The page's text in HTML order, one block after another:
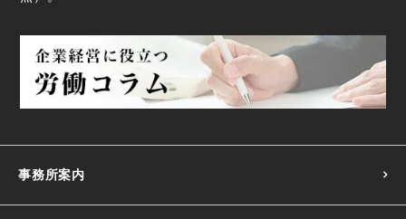
事務所案内